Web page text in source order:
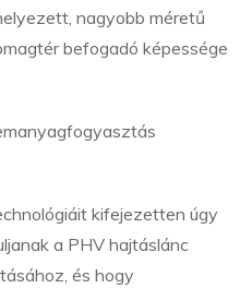
nagyobb méretű
befogadó képessége
kifejezetten úgy
a PHV hajtáslánc
és hogy